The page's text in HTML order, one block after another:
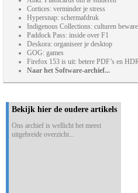
Cortices: verminder je stress
Hypersnap: schermafdruk
Indigenous Collections: culturen
Paddock Pass: inside over F1
Deskora: organiseer je desktop
GOG: games
Firefox 153 is uit: betere PDF’s en
Naar het Software-archief...
Bekijk hier de oudere artikels
Ons archief is wellicht het meest
uitgebreide overzicht...